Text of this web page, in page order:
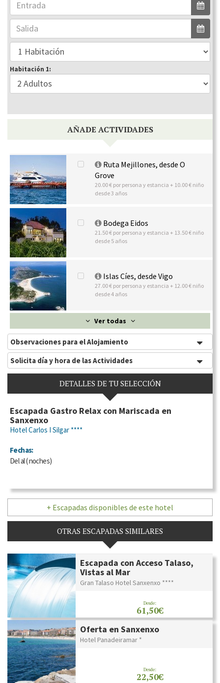
Habitación 1:
AÑADE ACTIVIDADES
Ruta Mejillones, desde O
Grove
20.00 € por persona y estancia + 10.00 € niño
desde 3 años
Bodega Eidos
21.50 € por persona y estancia + 13.50 € niño
desde 5 años
Islas Cíes, desde Vigo
27.00 € por persona y estancia + 12.00 € niño
desde 4 años
Ver todas
Observaciones para el Alojamiento
Solicita día y hora de las Actividades
DETALLES DE TU SELECCIÓN
Escapada Gastro Relax con Mariscada en
Sanxenxo
Hotel Carlos I Silgar ****
Fechas:
Delal(noches)
+ Escapadas disponibles de este hotel
OTRAS ESCAPADAS SIMILARES
Escapada con Acceso Talaso,
Vistas al Mar
Gran Talaso Hotel Sanxenxo ****
Desde:
61,50€
Oferta en Sanxenxo
Hotel Panadeiramar *
Desde:
22,50€